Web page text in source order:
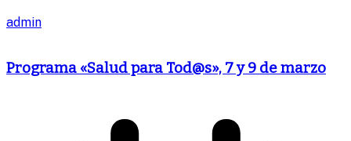
admin
Programa «Salud para Tod@s», 7 y 9 de marzo